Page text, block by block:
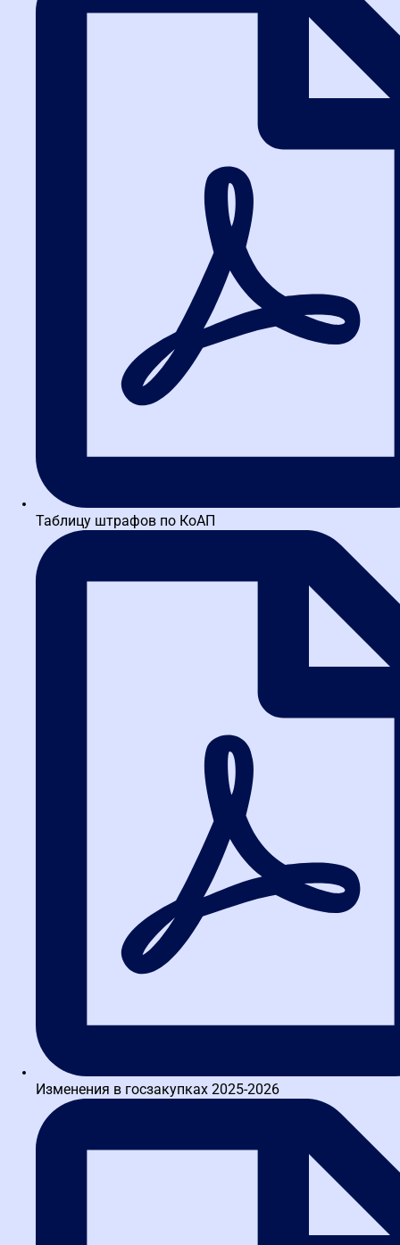
«После обучения на тренажёре ЕИС реальная работа в
Управление государственными и
Чурсина Ирина
«Курс помог перейти с рядовой позиции на уровень
ведущего эксперта. Теперь консультирую коллег и
спокойно работаю с любыми закупками — и по 44-ФЗ, и
Обучалась на курсе
Эксперт Про в сфере закупок (44-ФЗ,
223-ФЗ)
«Курс расставил всё по полочкам: теперь свободно
Специалист в сфере закупок (44-ФЗ,
Симонова Ангелина
«Разобрались с нюансами 223-ФЗ на реальных кейсах
из ФАС. Через месяц после обучения провели сложную
закупку без единого замечания от проверяющих.»
Обучалась на курсе
Управление корпоративными
закупками (223-ФЗ)
Термины и определения 44-ФЗ
Таблицу штрафов по КоАП